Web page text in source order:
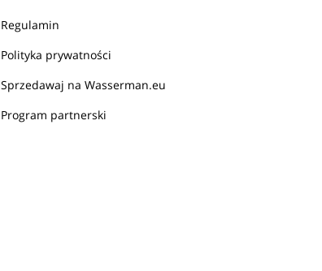
Regulamin
Polityka prywatności
Sprzedawaj na Wasserman.eu
Program partnerski